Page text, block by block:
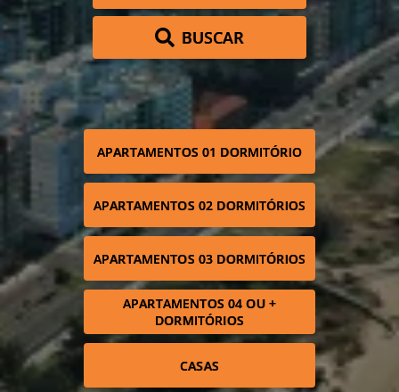
BUSCAR
APARTAMENTOS 01 DORMITÓRIO
APARTAMENTOS 02 DORMITÓRIOS
APARTAMENTOS 03 DORMITÓRIOS
APARTAMENTOS 04 OU +
DORMITÓRIOS
CASAS